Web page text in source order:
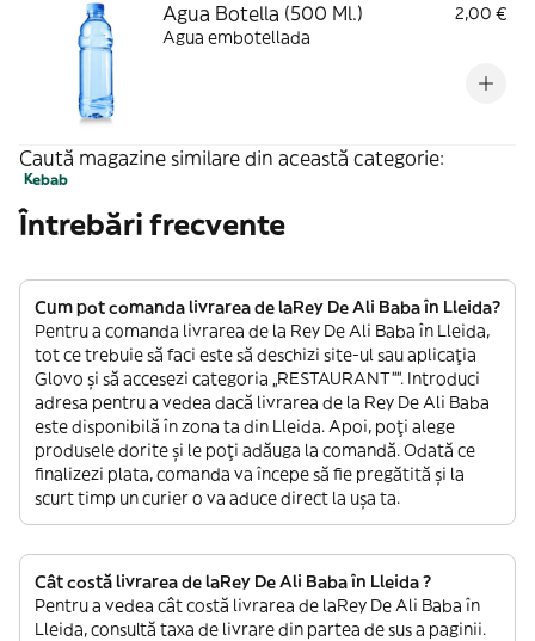
Agua Botella (500 Ml.)
2,00 €
Agua embotellada
Caută magazine similare din această categorie:
Kebab
Întrebări frecvente
Cum pot comanda livrarea de laRey De Ali Baba în Lleida?
Pentru a comanda livrarea de la Rey De Ali Baba în Lleida,
tot ce trebuie să faci este să deschizi site-ul sau aplicația
Glovo și să accesezi categoria „RESTAURANT””. Introduci
adresa pentru a vedea dacă livrarea de la Rey De Ali Baba
este disponibilă în zona ta din Lleida. Apoi, poți alege
produsele dorite și le poți adăuga la comandă. Odată ce
finalizezi plata, comanda va începe să fie pregătită și la
scurt timp un curier o va aduce direct la ușa ta.
Cât costă livrarea de laRey De Ali Baba în Lleida ?
Pentru a vedea cât costă livrarea de laRey De Ali Baba în
Lleida, consultă taxa de livrare din partea de sus a paginii.